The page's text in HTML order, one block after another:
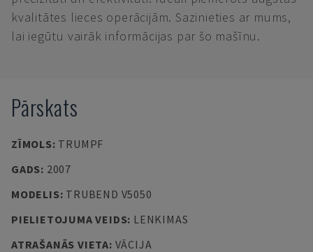
kvalitātes lieces operācijām. Sazinieties ar mums,
lai iegūtu vairāk informācijas par šo mašīnu.
Pārskats
ZĪMOLS: TRUMPF
GADS: 2007
MODELIS: TRUBEND V5050
PIELIETOJUMA VEIDS: LENKIMAS
ATRAŠANĀS VIETA: VĀCIJA